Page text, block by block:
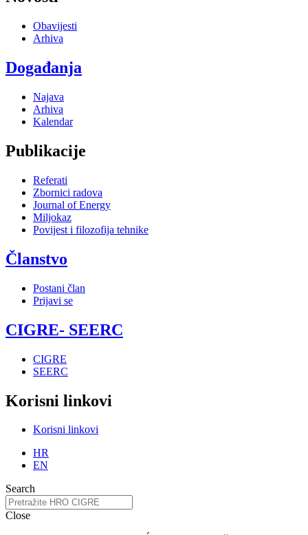
Obavijesti
Arhiva
Događanja
Najava
Arhiva
Kalendar
Publikacije
Referati
Zbornici radova
Journal of Energy
Miljokaz
Povijest i filozofija tehnike
Članstvo
Postani član
Prijavi se
CIGRE- SEERC
CIGRE
SEERC
Korisni linkovi
Korisni linkovi
HR
EN
Search
Close